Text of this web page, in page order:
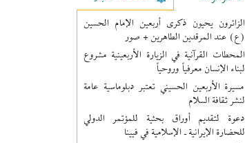
الزائرون يحيون ذكرى أربعين الإمام الحسين
(ع) عند المرقدين الطاهرين + صور
المحطات القرآنية في الزيارة الأربعينية مشروع
لبناء الإنسان معرفیاً وروحياً
مسيرة الأربعين الحسيني تعتبر دبلوماسية عامة
لنشر ثقافة السلام
دعوة لتقديم أوراق بحثية للمؤتمر الدولي
للحضارة الإيرانية ـ الإسلامية في فيينا